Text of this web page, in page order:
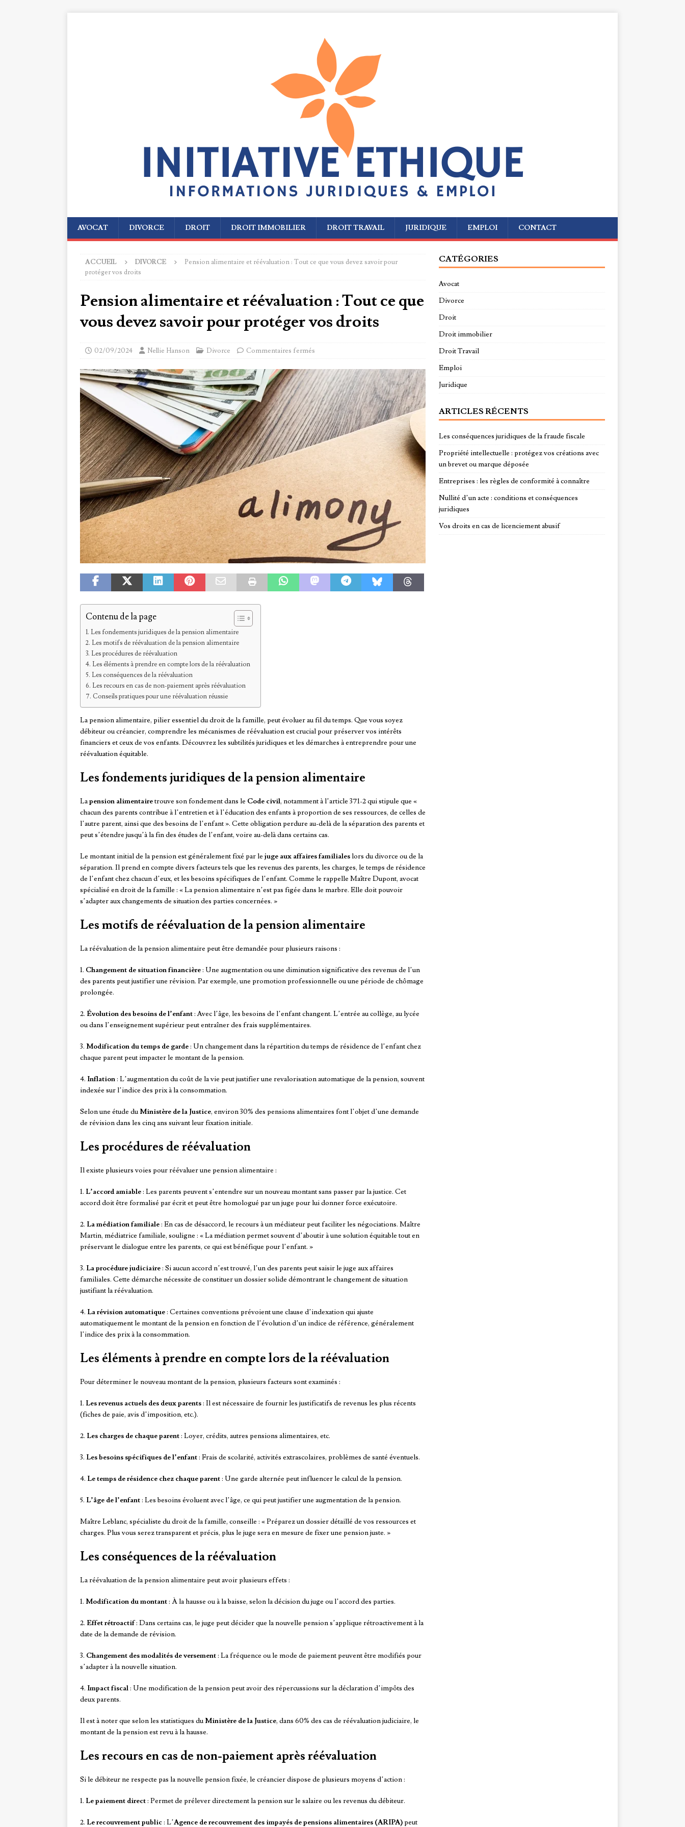
AVOCAT DIVORCE DROIT DROIT IMMOBILIER DROIT TRAVAIL JURIDIQUE EMPLOI CONTACT
ACCUEIL DIVORCE
Pension alimentaire et réévaluation : Tout ce que vous devez savoir pour
protéger vos droits
Pension alimentaire et réévaluation : Tout ce que
vous devez savoir pour protéger vos droits
02/09/2024 Nellie Hanson Divorce Commentaires fermés
Contenu de la page
Les fondements juridiques de la pension alimentaire
Les motifs de réévaluation de la pension alimentaire
Les procédures de réévaluation
Les éléments à prendre en compte lors de la réévaluation
Les conséquences de la réévaluation
Les recours en cas de non-paiement après réévaluation
Conseils pratiques pour une réévaluation réussie
La pension alimentaire, pilier essentiel du droit de la famille, peut évoluer au fil du temps. Que vous soyez
débiteur ou créancier, comprendre les mécanismes de réévaluation est crucial pour préserver vos intérêts
financiers et ceux de vos enfants. Découvrez les subtilités juridiques et les démarches à entreprendre pour une
réévaluation équitable.
Les fondements juridiques de la pension alimentaire
Lapension alimentairetrouve son fondement dans le Code civil, notamment à l’article 371-2 qui stipule que «
chacun des parents contribue à l’entretien et à l’éducation des enfants à proportion de ses ressources, de celles de
l’autre parent, ainsi que des besoins de l’enfant ». Cette obligation perdure au-delà de la séparation des parents et
peut s’étendre jusqu’à la fin des études de l’enfant, voire au-delà dans certains cas.
Le montant initial de la pension est généralement fixé par le juge aux affaires familialeslors du divorce ou de la
séparation. Il prend en compte divers facteurs tels que les revenus des parents, les charges, le temps de résidence
de l’enfant chez chacun d’eux, et les besoins spécifiques de l’enfant. Comme le rappelle Maître Dupont, avocat
spécialisé en droit de la famille : « La pension alimentaire n’est pas figée dans le marbre. Elle doit pouvoir
s’adapter aux changements de situation des parties concernées. »
Les motifs de réévaluation de la pension alimentaire
La réévaluation de la pension alimentaire peut être demandée pour plusieurs raisons :
1. Changement de situation financière: Une augmentation ou une diminution significative des revenus de l’un
des parents peut justifier une révision. Par exemple, une promotion professionnelle ou une période de chômage
prolongée.
2. Évolution des besoins de l’enfant: Avec l’âge, les besoins de l’enfant changent. L’entrée au collège, au lycée
ou dans l’enseignement supérieur peut entraîner des frais supplémentaires.
3. Modification du temps de garde: Un changement dans la répartition du temps de résidence de l’enfant chez
chaque parent peut impacter le montant de la pension.
4. Inflation: L’augmentation du coût de la vie peut justifier une revalorisation automatique de la pension, souvent
indexée sur l’indice des prix à la consommation.
Selon une étude duMinistère de la Justice, environ 30% des pensions alimentaires font l’objet d’une demande
de révision dans les cinq ans suivant leur fixation initiale.
Les procédures de réévaluation
Il existe plusieurs voies pour réévaluer une pension alimentaire :
1. L’accord amiable: Les parents peuvent s’entendre sur un nouveau montant sans passer par la justice. Cet
accord doit être formalisé par écrit et peut être homologué par un juge pour lui donner force exécutoire.
2. La médiation familiale: En cas de désaccord, le recours à un médiateur peut faciliter les négociations. Maître
Martin, médiatrice familiale, souligne : « La médiation permet souvent d’aboutir à une solution équitable tout en
préservant le dialogue entre les parents, ce qui est bénéfique pour l’enfant. »
3. La procédure judiciaire: Si aucun accord n’est trouvé, l’un des parents peut saisir le juge aux affaires
familiales. Cette démarche nécessite de constituer un dossier solide démontrant le changement de situation
justifiant la réévaluation.
4. La révision automatique: Certaines conventions prévoient une clause d’indexation qui ajuste
automatiquement le montant de la pension en fonction de l’évolution d’un indice de référence, généralement
l’indice des prix à la consommation.
Les éléments à prendre en compte lors de la réévaluation
Pour déterminer le nouveau montant de la pension, plusieurs facteurs sont examinés :
1. Les revenus actuels des deux parents: Il est nécessaire de fournir les justificatifs de revenus les plus récents
(fiches de paie, avis d’imposition, etc.).
2. Les charges de chaque parent: Loyer, crédits, autres pensions alimentaires, etc.
3. Les besoins spécifiques de l’enfant: Frais de scolarité, activités extrascolaires, problèmes de santé éventuels.
4. Le temps de résidence chez chaque parent: Une garde alternée peut influencer le calcul de la pension.
5. L’âge de l’enfant: Les besoins évoluent avec l’âge, ce qui peut justifier une augmentation de la pension.
Maître Leblanc, spécialiste du droit de la famille, conseille : « Préparez un dossier détaillé de vos ressources et
charges. Plus vous serez transparent et précis, plus le juge sera en mesure de fixer une pension juste. »
Les conséquences de la réévaluation
La réévaluation de la pension alimentaire peut avoir plusieurs effets :
1. Modification du montant: À la hausse ou à la baisse, selon la décision du juge ou l’accord des parties.
2. Effet rétroactif: Dans certains cas, le juge peut décider que la nouvelle pension s’applique rétroactivement à la
date de la demande de révision.
3. Changement des modalités de versement: La fréquence ou le mode de paiement peuvent être modifiés pour
s’adapter à la nouvelle situation.
4. Impact fiscal: Une modification de la pension peut avoir des répercussions sur la déclaration d’impôts des
deux parents.
Il est à noter que selon les statistiques duMinistère de la Justice, dans 60% des cas de réévaluation judiciaire, le
montant de la pension est revu à la hausse.
Les recours en cas de non-paiement après réévaluation
Si le débiteur ne respecte pas la nouvelle pension fixée, le créancier dispose de plusieurs moyens d’action :
1. Le paiement direct: Permet de prélever directement la pension sur le salaire ou les revenus du débiteur.
2. Le recouvrement public: L’Agence de recouvrement des impayés de pensions alimentaires (ARIPA)peut
CATÉGORIES
Avocat
Divorce
Droit
Droit immobilier
Droit Travail
Emploi
Juridique
ARTICLES RÉCENTS
Les conséquences juridiques de la fraude fiscale
Propriété intellectuelle : protégez vos créations avec
un brevet ou marque déposée
Entreprises : les règles de conformité à connaître
Nullité d’un acte : conditions et conséquences
juridiques
Vos droits en cas de licenciement abusif